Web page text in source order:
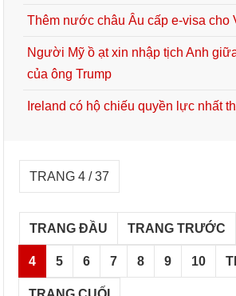
Thêm nước châu Âu cấp e-visa cho
Người Mỹ ồ ạt xin nhập tịch Anh
của ông Trump
Ireland có hộ chiếu quyền lực nhất
TRANG 4 / 37
TRANG ĐẦU TRANG TRƯỚC
4 5 6 7 8 9 10